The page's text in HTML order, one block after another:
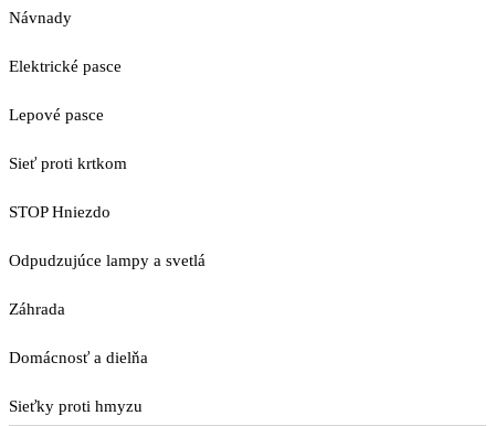
Návnady
Elektrické pasce
Lepové pasce
Sieť proti krtkom
STOP Hniezdo
Odpudzujúce lampy a svetlá
Záhrada
Domácnosť a dielňa
Sieťky proti hmyzu